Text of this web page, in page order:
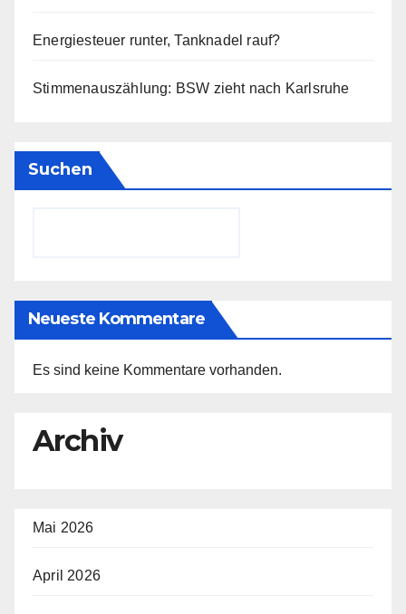
Energiesteuer runter, Tanknadel rauf?
Stimmenauszählung: BSW zieht nach Karlsruhe
Suchen
Neueste Kommentare
Es sind keine Kommentare vorhanden.
Archiv
Mai 2026
April 2026